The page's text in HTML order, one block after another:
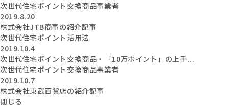
次世代住宅ポイント交換商品事業者
2019.8.20
株式会社JTB商事の紹介記事
次世代住宅ポイント活用法
2019.10.4
次世代住宅ポイント交換商品・「10万ポイント」の上手...
次世代住宅ポイント交換商品事業者
2019.10.7
株式会社東武百貨店の紹介記事
閉じる